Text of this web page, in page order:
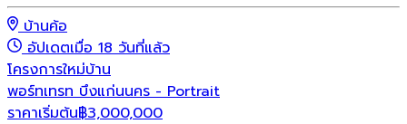
บ้านค้อ
อัปเดตเมื่อ 18 วันที่แล้ว
โครงการใหม่บ้าน
พอร์ทเทรท บึงแก่นนคร - Portrait
ราคาเริ่มต้น฿3,000,000